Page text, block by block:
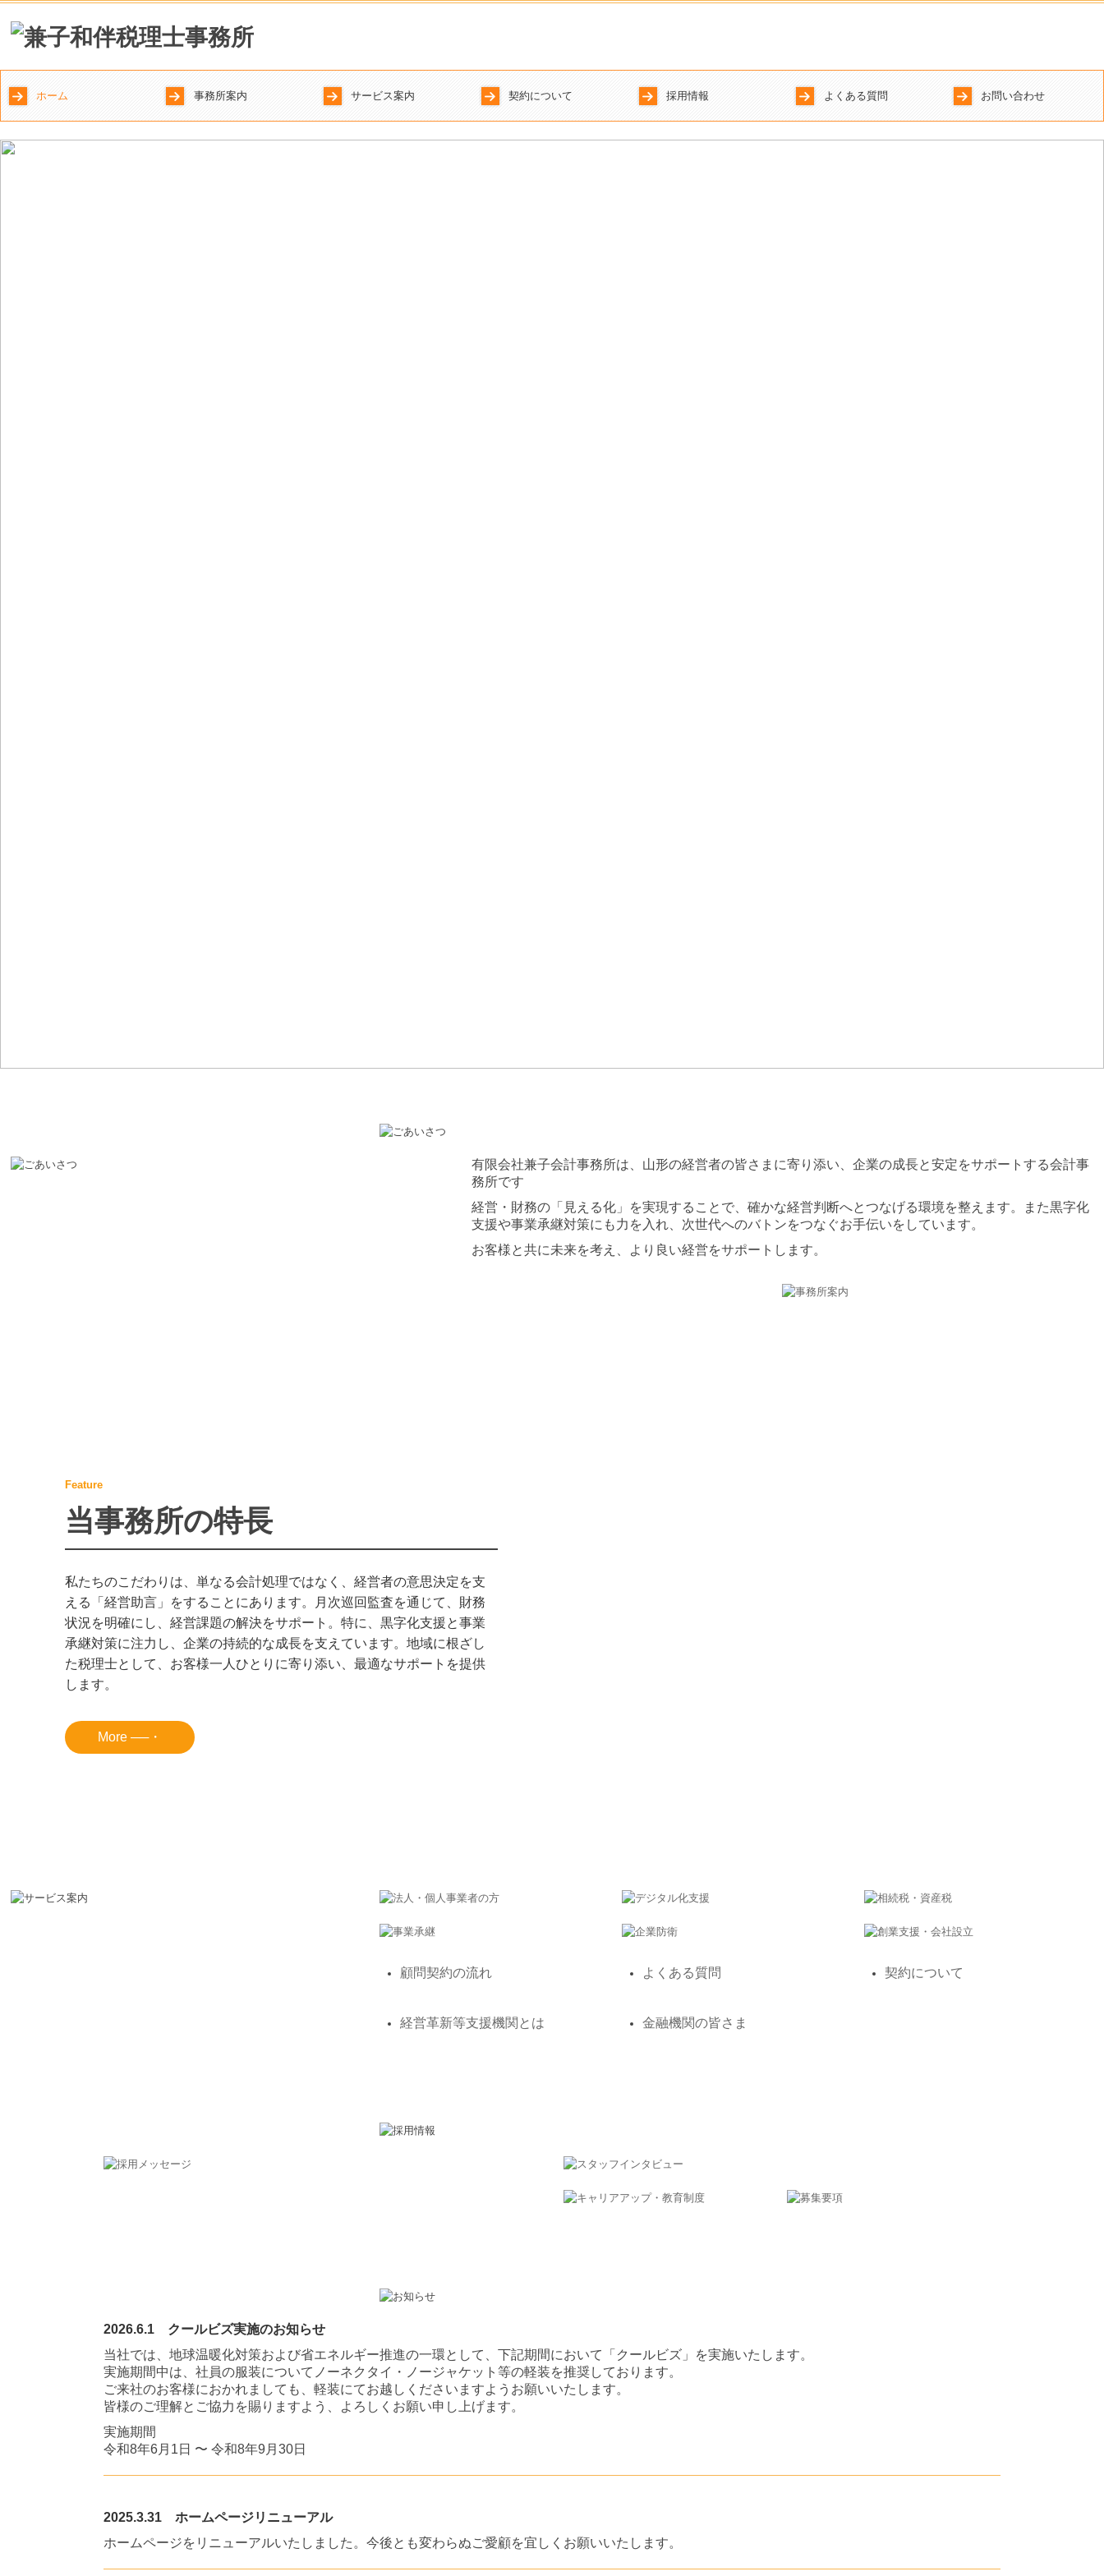
ホーム 事務所案内
ご挨拶
事務所の特長
事務所概要
サービス案内
法人・個人事業者の方
デジタル化支援
相続税・資産税
事業承継
企業防衛
創業支援・会社設立
契約について
顧問契約の流れ
採用情報
採用メッセージ
スタッフインタビュー
キャリアアップ・教育制度
募集要項
よくある質問 お問い合わせ
プライバシーポリシー
有限会社兼子会計事務所は、山形の経営者の皆さまに寄り添い、企業の成長と安定をサポートする会計事
務所です
経営・財務の「見える化」を実現することで、確かな経営判断へとつなげる環境を整えます。また黒字化
支援や事業承継対策にも力を入れ、次世代へのバトンをつなぐお手伝いをしています。
お客様と共に未来を考え、より良い経営をサポートします。
Feature
当事務所の特長
私たちのこだわりは、単なる会計処理ではなく、経営者の意思決定を支
える「経営助言」をすることにあります。月次巡回監査を通じて、財務
状況を明確にし、経営課題の解決をサポート。特に、黒字化支援と事業
承継対策に注力し、企業の持続的な成長を支えています。地域に根ざし
た税理士として、お客様一人ひとりに寄り添い、最適なサポートを提供
します。
More ──・
顧問契約の流れ よくある質問 契約について
経営革新等支援機関とは 金融機関の皆さま
2026.6.1 クールビズ実施のお知らせ
当社では、地球温暖化対策および省エネルギー推進の一環として、下記期間において「クールビズ」を実施いたします。
実施期間中は、社員の服装についてノーネクタイ・ノージャケット等の軽装を推奨しております。
ご来社のお客様におかれましても、軽装にてお越しくださいますようお願いいたします。
皆様のご理解とご協力を賜りますよう、よろしくお願い申し上げます。
実施期間
令和8年6月1日 〜 令和8年9月30日
2025.3.31 ホームページリニューアル
ホームページをリニューアルいたしました。今後とも変わらぬご愛顧を宜しくお願いいたします。